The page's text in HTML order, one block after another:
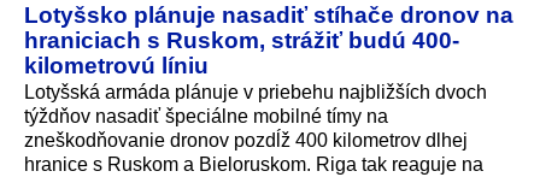
Lotyšsko plánuje nasadiť stíhače dronov na
hraniciach s Ruskom, strážiť budú 400-
kilometrovú líniu
Lotyšská armáda plánuje v priebehu najbližších dvoch
týždňov nasadiť špeciálne mobilné tímy na
zneškodňovanie dronov pozdĺž 400 kilometrov dlhej
hranice s Ruskom a Bieloruskom. Riga tak reaguje na